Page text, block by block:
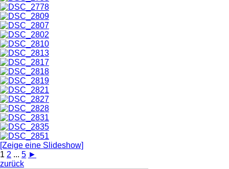
[Zeige eine Slideshow]
1 2 ... 5 ►
zurück